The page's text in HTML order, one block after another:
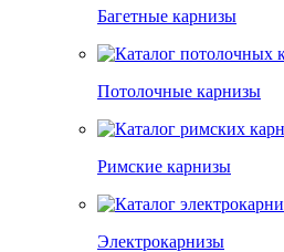
Багетные карнизы
Потолочные карнизы
Римские карнизы
Электрокарнизы